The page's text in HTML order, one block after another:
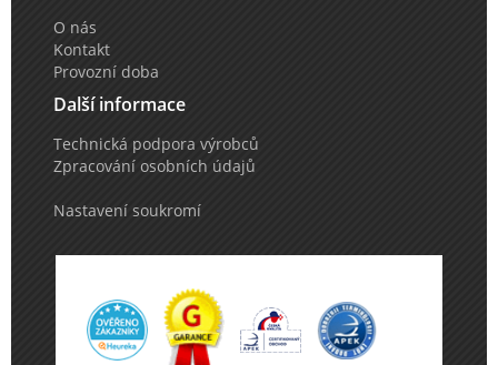
O nás
Kontakt
Provozní doba
Další informace
Technická podpora výrobců
Zpracování osobních údajů
Nastavení soukromí